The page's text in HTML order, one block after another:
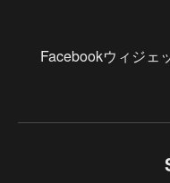
Facebookウィジェ